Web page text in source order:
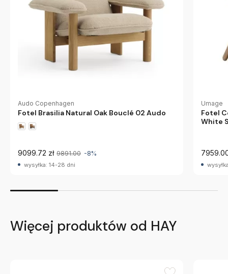
Audo Copenhagen
Fotel Brasilia Natural Oak Bouclé 02 Audo
9099.72 zł 9891.00 -8%
wysyłka: 14-28 dni
Umage
Fotel
White
Więcej produktów od HAY